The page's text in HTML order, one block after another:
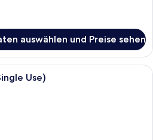
auswählen und Preise sehen
Hochwertige Bettwaren, Minibar,
Use)